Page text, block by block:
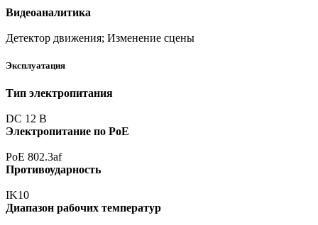
Видеоаналитика
Детектор движения; Изменение сцены
Эксплуатация
Тип электропитания
DC 12 В
Электропитание по PoE
PoE 802.3af
Противоударность
IK10
Диапазон рабочих температур